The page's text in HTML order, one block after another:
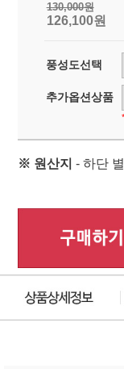
130,000원
126,100원
풍성도선택
추가옵션상품
※ 원산지 - 하단